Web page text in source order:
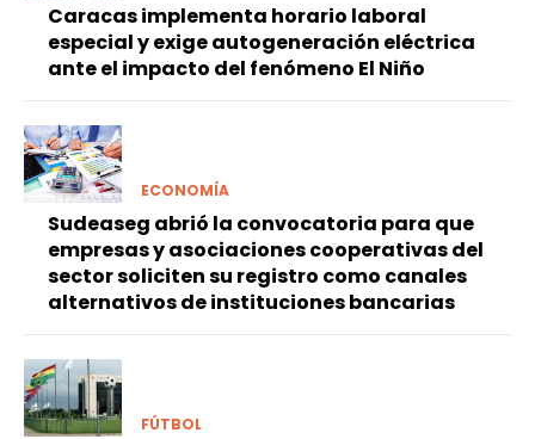
Caracas implementa horario laboral
especial y exige autogeneración eléctrica
ante el impacto del fenómeno El Niño
ECONOMÍA
Sudeaseg abrió la convocatoria para que
empresas y asociaciones cooperativas del
sector soliciten su registro como canales
alternativos de instituciones bancarias
FÚTBOL